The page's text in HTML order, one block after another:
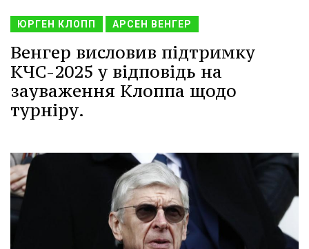
ЮРГЕН КЛОПП АРСЕН ВЕНГЕР
Венгер висловив підтримку
КЧС-2025 у відповідь на
зауваження Клоппа щодо
турніру.